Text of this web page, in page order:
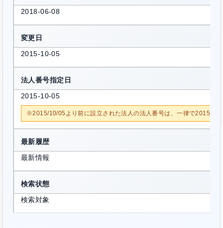
2018-06-08
変更日
2015-10-05
法人番号指定日
2015-10-05
※2015/10/05より前に設立された法人の法人番号は、一律で2015/10/
最新履歴
最新情報
検索状態
検索対象